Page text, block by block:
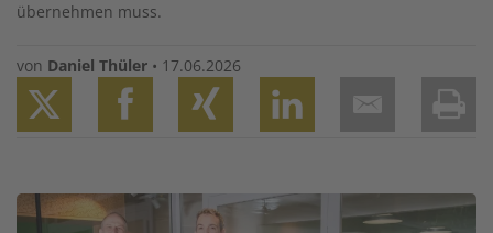
übernehmen muss.
von Daniel Thüler • 17.06.2026
Image